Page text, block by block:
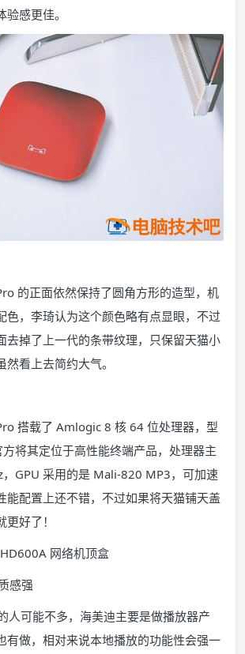
感更佳。
的正面依然保持了圆角方形的造型，机
色，李琦认为这个颜色略有点显眼，不过
去掉了上一代的条带纹理，只保留天猫小
看上去简约大气。
搭载了 Amlogic 8 核 64 位处理器，型
将其定位于高性能终端产品，处理器主
GPU 采用的是 Mali-820 MP3，可加速
能配置上还不错，不过如果将天猫铺天盖
好了！
网络机顶盒
感强
人可能不多，海美迪主要是做播放器产
有做，相对来说本地播放的功能性会强一